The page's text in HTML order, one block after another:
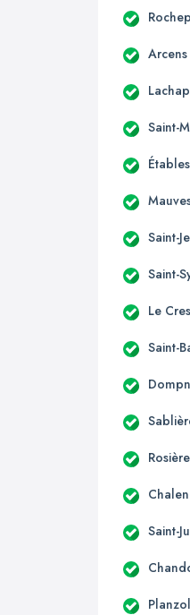
Arcens
Saint-
Étables
Saint-
Saint-
Le
Saint-
Saint-